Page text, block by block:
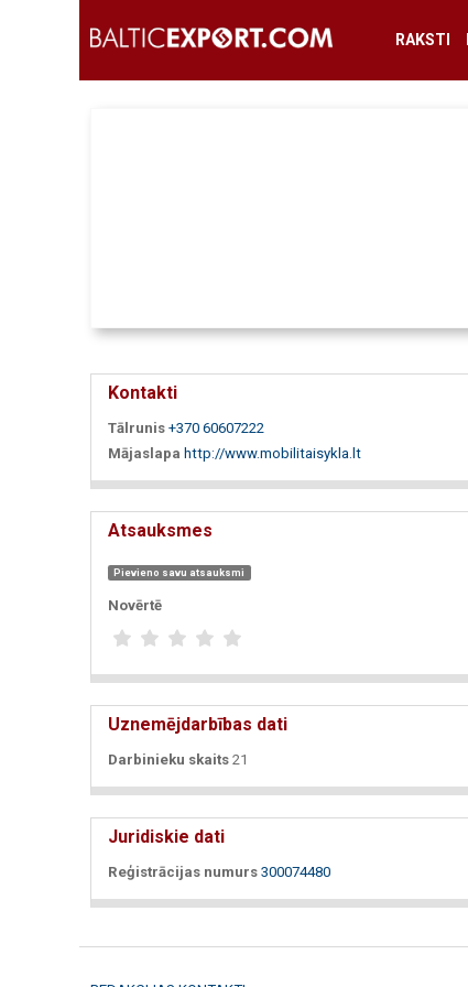
RAKSTI
Kontakti
Tālrunis +370 60607222
Mājaslapa http://www.mobilitaisykla.lt
Atsauksmes
Pievieno savu atsauksmi
Novērtē
Uznemējdarbības dati
Darbinieku skaits 21
Juridiskie dati
Reģistrācijas numurs 300074480